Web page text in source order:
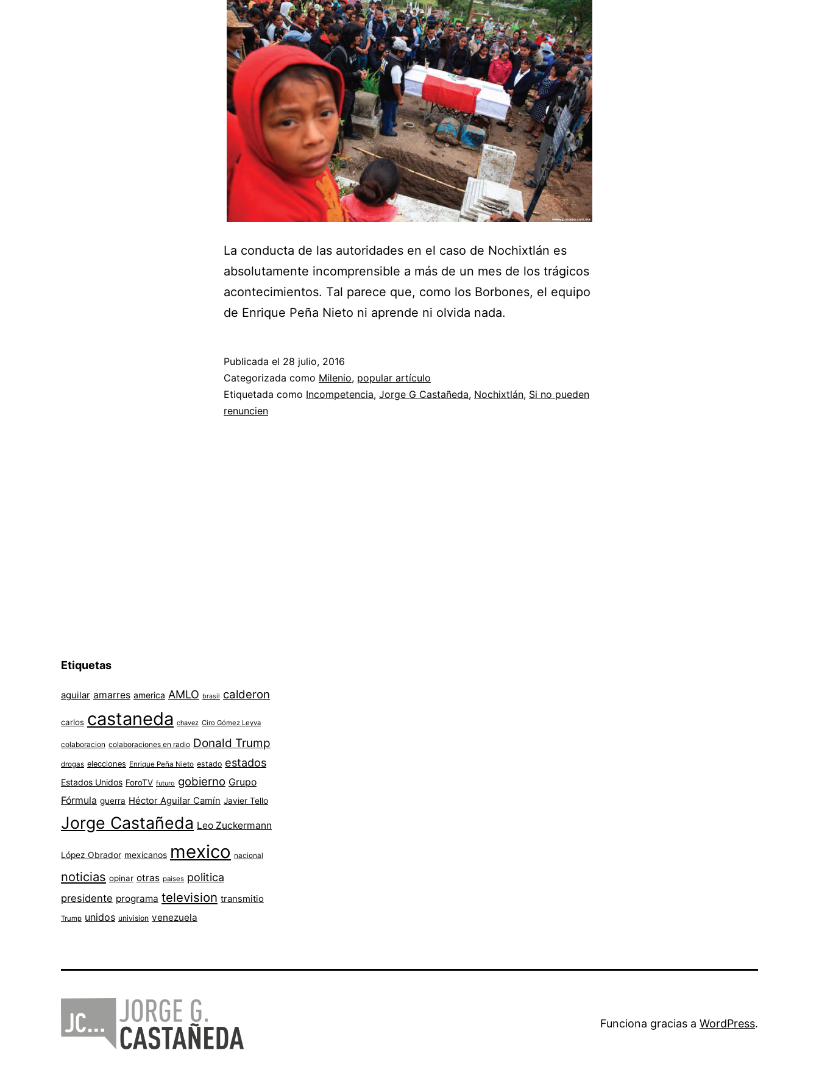
La conducta de las autoridades en el caso de Nochixtlán es
absolutamente incomprensible a más de un mes de los trágicos
acontecimientos. Tal parece que, como los Borbones, el equipo
de Enrique Peña Nieto ni aprende ni olvida nada.
Publicada el 28 julio, 2016
Categorizada como Milenio, popular artículo
Etiquetada como Incompetencia, Jorge G Castañeda, Nochixtlán, Si no pueden
renuncien
Etiquetas
aguilar amarres america AMLO brasil calderon
carlos castaneda chavez Ciro Gómez Leyva
colaboracion colaboraciones en radio Donald Trump
drogas elecciones Enrique Peña Nieto estado estados
Estados Unidos ForoTV futuro gobierno Grupo
Fórmula guerra Héctor Aguilar Camín Javier Tello
Jorge Castañeda Leo Zuckermann
López Obrador mexicanos mexico nacional
noticias opinar otras paises politica
presidente programa television transmitio
Trump unidos univision venezuela
Funciona gracias a WordPress.